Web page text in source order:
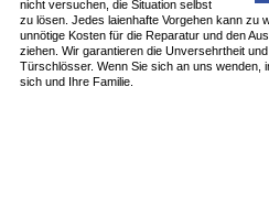
nicht versuchen, die Situation selbst
zu lösen. Jedes laienhafte Vorgehen kann zu
unnötige Kosten für die Reparatur und den
ziehen. Wir garantieren die Unversehrtheit
Türschlösser. Wenn Sie sich an uns wenden,
sich und Ihre Familie.